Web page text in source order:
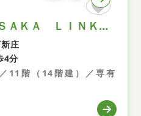
ローレルスクエアＯＳＡＫＡ ＬＩＮＫ 中古マンション
庄
4分
11階（14階建）／専有